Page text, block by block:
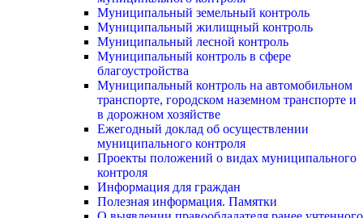
Муниципальный земельный контроль
Муниципальный жилищный контроль
Муниципальный лесной контроль
Муниципальный контроль в сфере
благоустройства
Муниципальный контроль на автомобильном
транспорте, городском наземном транспорте и
в дорожном хозяйстве
Ежегодный доклад об осуществлении
муниципального контроля
Проекты положений о видах муниципального
контроля
Информация для граждан
Полезная информация. Памятки